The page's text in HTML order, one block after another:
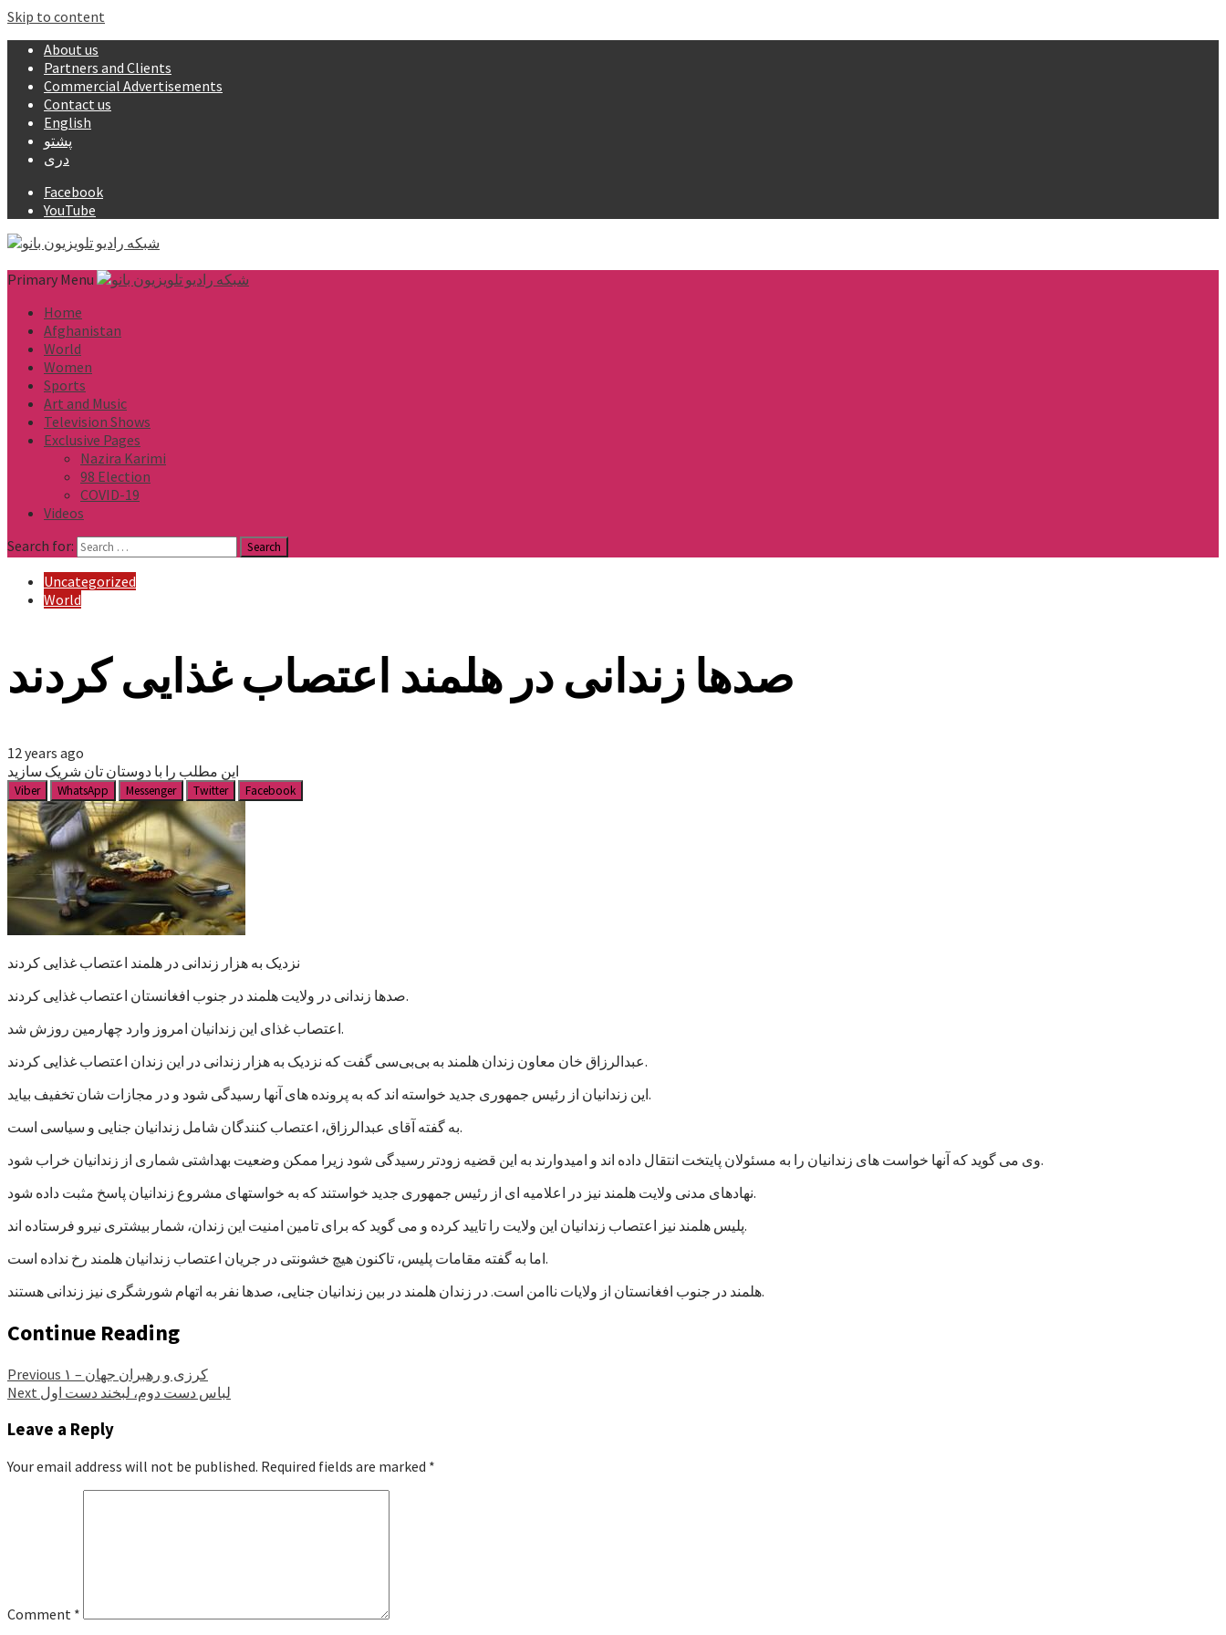
Skip to content
About us
Partners and Clients
Commercial Advertisements
Contact us
English
پشتو
دری
Facebook
YouTube
Primary Menu
Home
Afghanistan
World
Women
Sports
Art and Music
Television Shows
Exclusive Pages
Nazira Karimi
98 Election
COVID-19
Videos
Search for:
Uncategorized
World
صدها زندانی در هلمند اعتصاب غذایی کردند
12 years ago
این مطلب را با دوستان تان شریک سازید
Viber WhatsApp Messenger Twitter Facebook
نزدیک به هزار زندانی در هلمند اعتصاب غذایی کردند
صدها زندانی در ولایت هلمند در جنوب افغانستان اعتصاب غذایی کردند.
اعتصاب غذای این زندانیان امروز وارد چهارمین روزش شد.
عبدالرزاق خان معاون زندان هلمند به بی‌بی‌سی گفت که نزدیک به هزار زندانی در این زندان اعتصاب غذایی کردند.
این زندانیان از رئیس جمهوری جدید خواسته اند که به پرونده های آنها رسیدگی شود و در مجازات شان تخفیف بیاید.
به گفته آقای عبدالرزاق، اعتصاب کنندگان شامل زندانیان جنایی و سیاسی است.
وی می گوید که آنها خواست های زندانیان را به مسئولان پایتخت انتقال داده اند و امیدوارند به این قضیه زودتر رسیدگی شود زیرا ممکن وضعیت بهداشتی شماری از زندانیان خراب شود.
نهادهای مدنی ولایت هلمند نیز در اعلامیه ای از رئیس جمهوری جدید خواستند که به خواستهای مشروع زندانیان پاسخ مثبت داده شود.
پلیس هلمند نیز اعتصاب زندانیان این ولایت را تایید کرده و می گوید که برای تامین امنیت این زندان، شمار بیشتری نیرو فرستاده اند.
اما به گفته مقامات پلیس، تاکنون هیچ خشونتی در جریان اعتصاب زندانیان هلمند رخ نداده است.
هلمند در جنوب افغانستان از ولایات ناامن است. در زندان هلمند در بین زندانیان جنایی، صدها نفر به اتهام شورشگری نیز زندانی هستند.
Continue Reading
Previous
کرزی و رهبران جهان – ۱
Next لباس دست دوم، لبخند دست اول
Leave a Reply
Your email address will not be published. Required fields are marked *
Comment *